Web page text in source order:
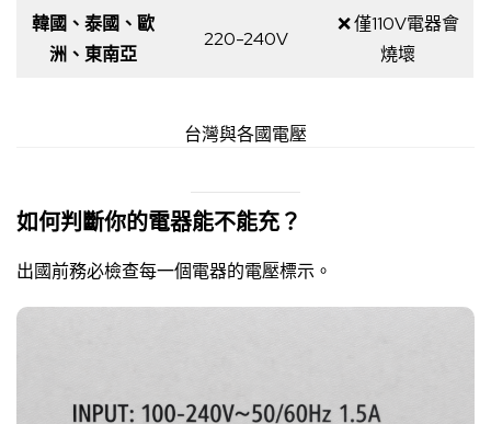
韓國、泰國、歐
洲、東南亞
220-240V
❌ 僅110V電器會
燒壞
台灣與各國電壓
如何判斷你的電器能不能充？
出國前務必檢查每一個電器的電壓標示。